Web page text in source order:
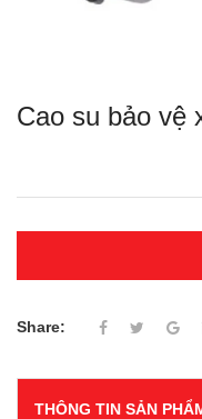
Cao su bảo vệ
Share:
THÔNG TIN SẢN